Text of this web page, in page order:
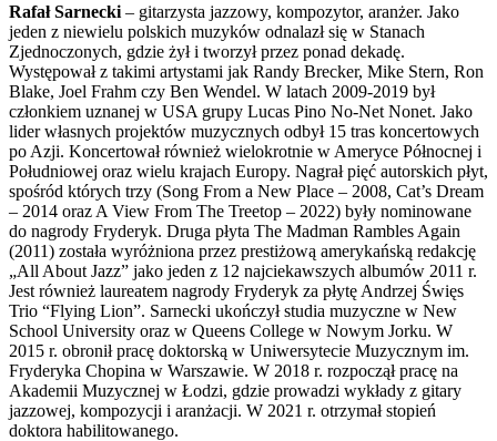
Rafał Sarnecki – gitarzysta jazzowy, kompozytor, aranżer. Jako
jeden z niewielu polskich muzyków odnalazł się w Stanach
Zjednoczonych, gdzie żył i tworzył przez ponad dekadę.
Występował z takimi artystami jak Randy Brecker, Mike Stern, Ron
Blake, Joel Frahm czy Ben Wendel. W latach 2009-2019 był
członkiem uznanej w USA grupy Lucas Pino No-Net Nonet. Jako
lider własnych projektów muzycznych odbył 15 tras koncertowych
po Azji. Koncertował również wielokrotnie w Ameryce Północnej i
Południowej oraz wielu krajach Europy. Nagrał pięć autorskich płyt,
spośród których trzy (Song From a New Place – 2008, Cat’s Dream
– 2014 oraz A View From The Treetop – 2022) były nominowane
do nagrody Fryderyk. Druga płyta The Madman Rambles Again
(2011) została wyróżniona przez prestiżową amerykańską redakcję
„All About Jazz” jako jeden z 12 najciekawszych albumów 2011 r.
Jest również laureatem nagrody Fryderyk za płytę Andrzej Święs
Trio “Flying Lion”. Sarnecki ukończył studia muzyczne w New
School University oraz w Queens College w Nowym Jorku. W
2015 r. obronił pracę doktorską w Uniwersytecie Muzycznym im.
Fryderyka Chopina w Warszawie. W 2018 r. rozpoczął pracę na
Akademii Muzycznej w Łodzi, gdzie prowadzi wykłady z gitary
jazzowej, kompozycji i aranżacji. W 2021 r. otrzymał stopień
doktora habilitowanego.